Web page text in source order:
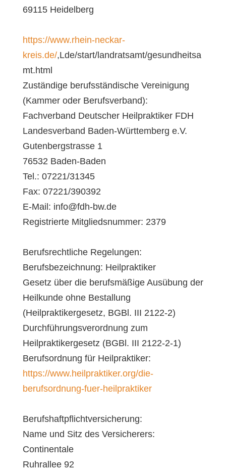
69115 Heidelberg
https://www.rhein-neckar-
kreis.de/,Lde/start/landratsamt/gesundheitsa
mt.html
Zuständige berufsständische Vereinigung
(Kammer oder Berufsverband):
Fachverband Deutscher Heilpraktiker FDH
Landesverband Baden-Württemberg e.V.
Gutenbergstrasse 1
76532 Baden-Baden
Tel.: 07221/31345
Fax: 07221/390392
E-Mail: info@fdh-bw.de
Registrierte Mitgliedsnummer: 2379
Berufsrechtliche Regelungen:
Berufsbezeichnung: Heilpraktiker
Gesetz über die berufsmäßige Ausübung der
Heilkunde ohne Bestallung
(Heilpraktikergesetz, BGBl. III 2122-2)
Durchführungsverordnung zum
Heilpraktikergesetz (BGBl. III 2122-2-1)
Berufsordnung für Heilpraktiker:
https://www.heilpraktiker.org/die-
berufsordnung-fuer-heilpraktiker
Berufshaftpflichtversicherung:
Name und Sitz des Versicherers:
Continentale
Ruhrallee 92